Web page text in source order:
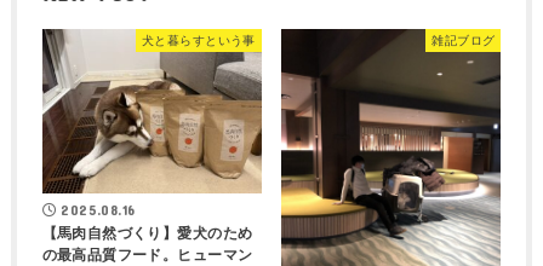
犬と暮らすという事
2025.08.16
【馬肉自然づくり】愛犬のため
の最高品質フード。ヒューマン
雑記ブログ